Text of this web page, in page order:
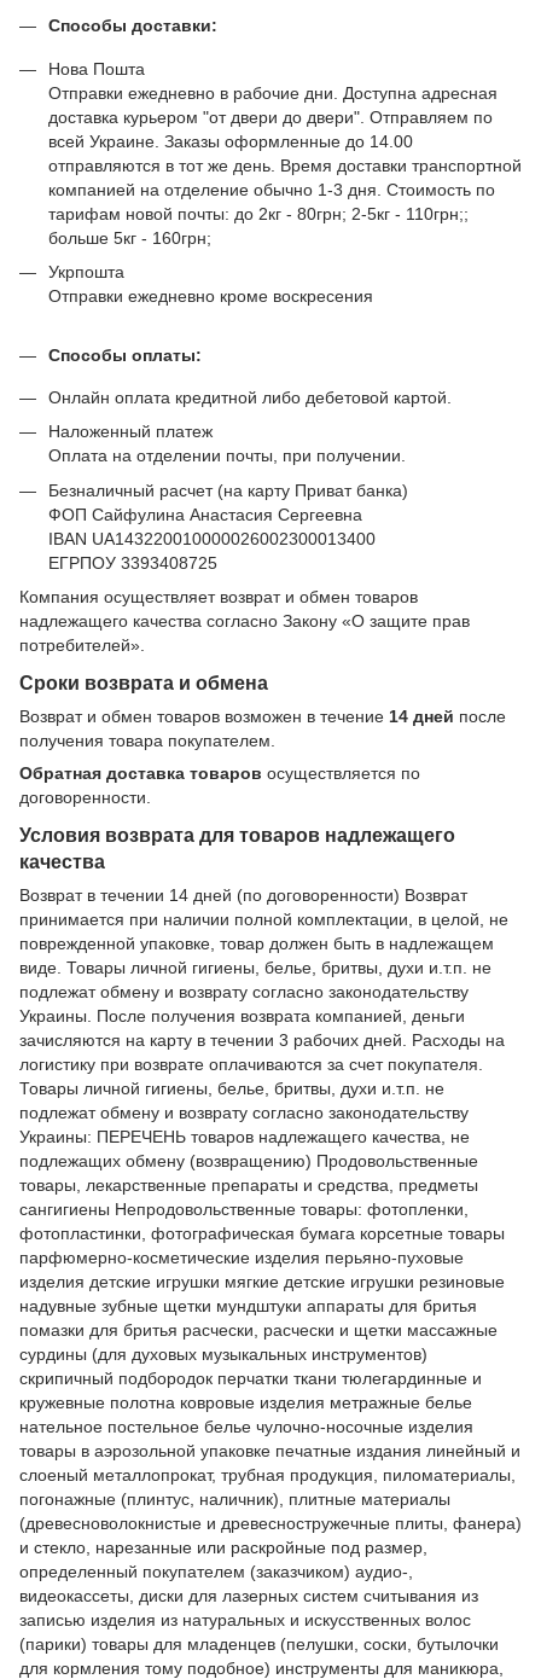
Способы доставки:
Нова Пошта
Отправки ежедневно в рабочие дни. Доступна адресная
доставка курьером "от двери до двери". Отправляем по
всей Украине. Заказы оформленные до 14.00
отправляются в тот же день. Время доставки транспортной
компанией на отделение обычно 1-3 дня. Стоимость по
тарифам новой почты: до 2кг - 80грн; 2-5кг - 110грн;;
больше 5кг - 160грн;
Укрпошта
Отправки ежедневно кроме воскресения
Способы оплаты:
Онлайн оплата кредитной либо дебетовой картой.
Наложенный платеж
Оплата на отделении почты, при получении.
Безналичный расчет (на карту Приват банка)
ФОП Сайфулина Анастасия Сергеевна
IBAN UA143220010000026002300013400
ЕГРПОУ 3393408725
Компания осуществляет возврат и обмен товаров
надлежащего качества согласно Закону «О защите прав
потребителей»
Сроки возврата и обмена
Возврат и обмен товаров возможен в течение 14 дней после
получения товара покупателем.
Обратная доставка товаров осуществляется по
договоренности.
Условия возврата для товаров надлежащего
качества
Возврат в течении 14 дней (по договоренности) Возврат
принимается при наличии полной комплектации, в целой, не
поврежденной упаковке, товар должен быть в надлежащем
виде. Товары личной гигиены, белье, бритвы, духи и.т.п. не
подлежат обмену и возврату согласно законодательству
Украины. После получения возврата компанией, деньги
зачисляются на карту в течении 3 рабочих дней. Расходы на
логистику при возврате оплачиваются за счет покупателя.
Товары личной гигиены, белье, бритвы, духи и.т.п. не
подлежат обмену и возврату согласно законодательству
Украины: ПЕРЕЧЕНЬ товаров надлежащего качества, не
подлежащих обмену (возвращению) Продовольственные
товары, лекарственные препараты и средства, предметы
сангигиены Непродовольственные товары: фотопленки,
фотопластинки, фотографическая бумага корсетные товары
парфюмерно-косметические изделия перьяно-пуховые
изделия детские игрушки мягкие детские игрушки резиновые
надувные зубные щетки мундштуки аппараты для бритья
помазки для бритья расчески, расчески и щетки массажные
сурдины (для духовых музыкальных инструментов)
скрипичный подбородок перчатки ткани тюлегардинные и
кружевные полотна ковровые изделия метражные белье
нательное постельное белье чулочно-носочные изделия
товары в аэрозольной упаковке печатные издания линейный и
слоеный металлопрокат, трубная продукция, пиломатериалы,
погонажные (плинтус, наличник), плитные материалы
(древесноволокнистые и древесностружечные плиты, фанера)
и стекло, нарезанные или раскройные под размер,
определенный покупателем (заказчиком) аудио-,
видеокассеты, диски для лазерных систем считывания из
записью изделия из натуральных и искусственных волос
(парики) товары для младенцев (пелушки, соски, бутылочки
для кормления тому подобное) инструменты для маникюра,